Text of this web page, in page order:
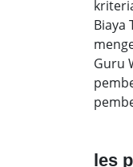
Biaya
Guru
les